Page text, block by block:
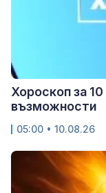
Хороскоп за
възможности
05:00 • 10.08.26